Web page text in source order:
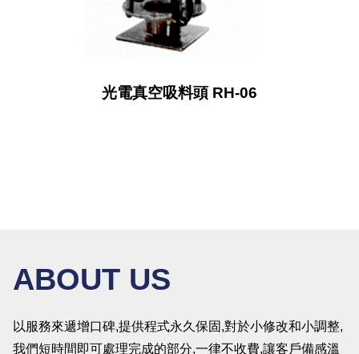
光電真空吸料頭 RH-06
ABOUT US
以服務來遞增口碑,提供程式永久保固,對於小修改和小調整,
我們短時間即可處理完成的部分,一律不收費,讓客戶備感溫